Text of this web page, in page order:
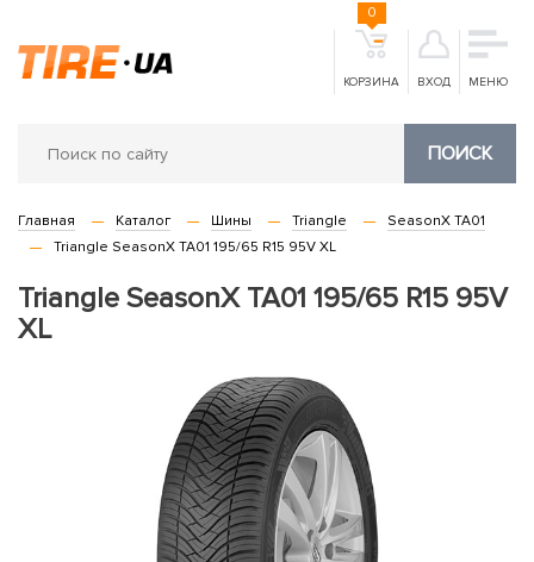
КОРЗИНА
0
ВХОД МЕНЮ
ПОИСК
Главная Каталог Шины Triangle
SeasonX TA01
Triangle SeasonX TA01 195/65 R15 95V XL
Triangle SeasonX TA01 195/65 R15 95V
XL